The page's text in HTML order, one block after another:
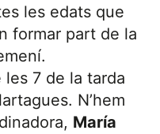
les edats que
formar part de la
7 de la tarda
N’hem
María